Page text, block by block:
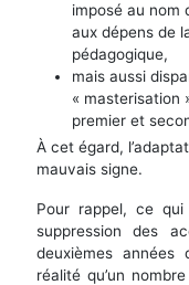
imposé au nom
aux dépens de
pédagogique,
mais aussi
« masterisation
premier et
À cet égard,
mauvais signe.
Pour rappel, ce qui
suppression des
deuxièmes
réalité qu’un